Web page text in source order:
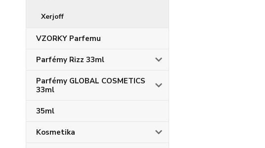
Xerjoff
VZORKY Parfemu
Parfémy Rizz 33ml
Parfémy GLOBAL COSMETICS
33ml
35ml
Kosmetika